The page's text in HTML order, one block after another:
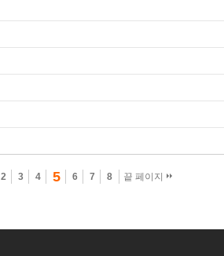
2 3 4 5 6 7 8 끝 페이지